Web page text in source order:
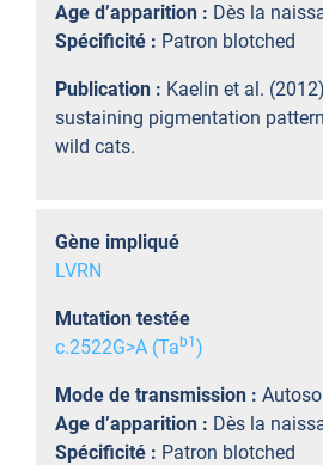
Age d’apparition : Dès la
Spécificité : Patron blotched
Publication : Kaelin et al.
sustaining pigmentation
wild cats.
Gène impliqué
LVRN
Mutation testée
c.2522G>A (Ta b1 )
Mode de transmission :
Age d’apparition : Dès la
Spécificité : Patron blotched